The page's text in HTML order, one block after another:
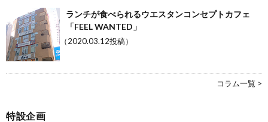
ランチが食べられるウエスタンコンセプトカフェ
「FEEL WANTED」
（2020.03.12投稿）
コラム一覧 >
特設企画